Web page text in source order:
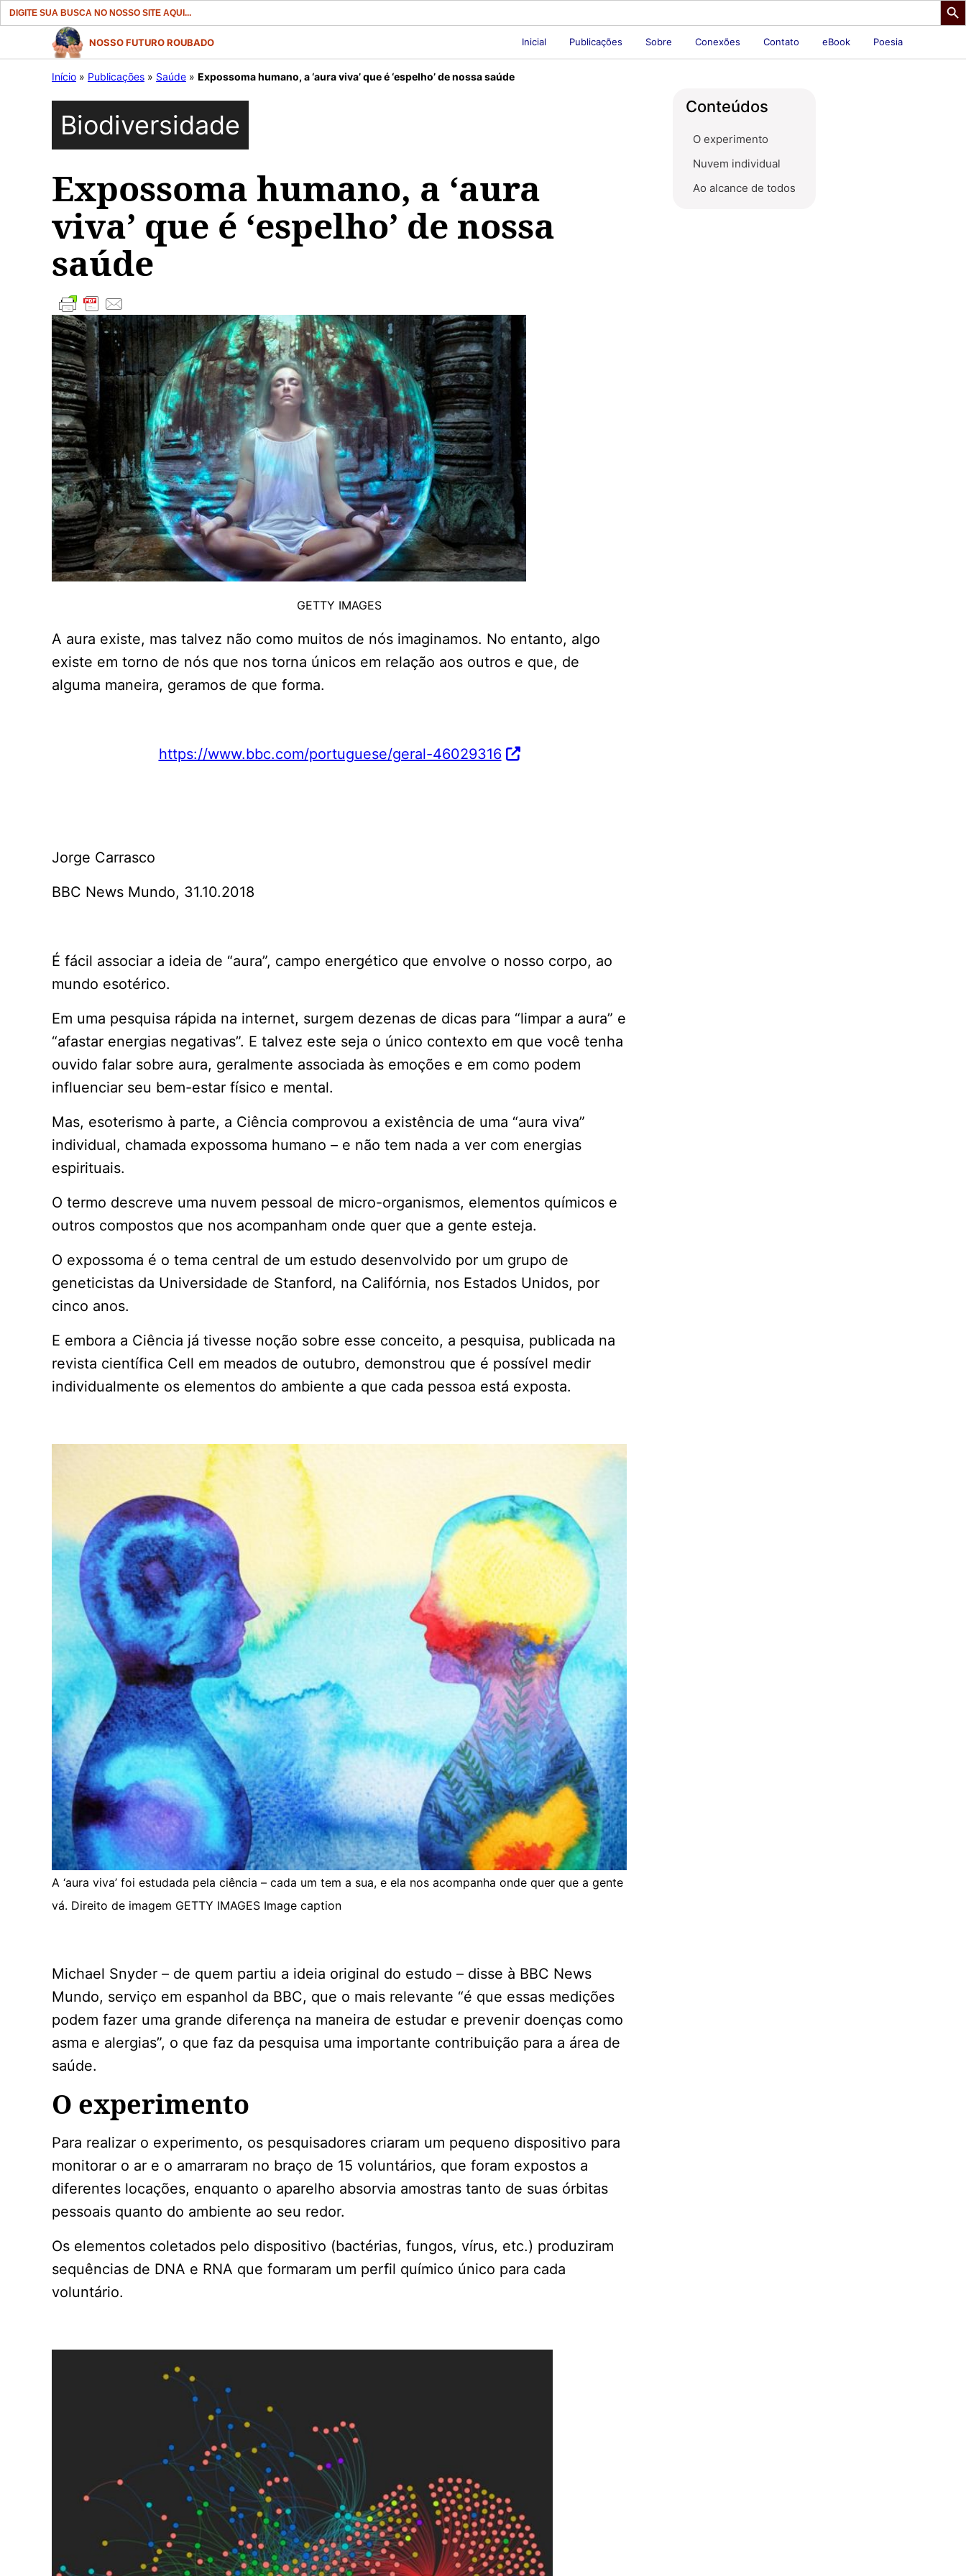
Search
for:
conteúdo
NOSSO FUTURO ROUBADO Inicial Publicações Sobre Conexões Contato eBook Poesia
Início » Publicações » Saúde » Expossoma humano, a ‘aura viva’ que é ‘espelho’ de nossa saúde
Biodiversidade
Expossoma humano, a ‘aura
viva’ que é ‘espelho’ de nossa
saúde
GETTY IMAGES
A aura existe, mas talvez não como muitos de nós imaginamos. No entanto, algo
existe em torno de nós que nos torna únicos em relação aos outros e que, de
alguma maneira, geramos de que forma.
https://www.bbc.com/portuguese/geral-46029316
Jorge Carrasco
BBC News Mundo, 31.10.2018
É fácil associar a ideia de “aura”, campo energético que envolve o nosso corpo, ao
mundo esotérico.
Em uma pesquisa rápida na internet, surgem dezenas de dicas para “limpar a aura” e
“afastar energias negativas”. E talvez este seja o único contexto em que você tenha
ouvido falar sobre aura, geralmente associada às emoções e em como podem
influenciar seu bem-estar físico e mental.
Mas, esoterismo à parte, a Ciência comprovou a existência de uma “aura viva”
individual, chamada expossoma humano – e não tem nada a ver com energias
espirituais.
O termo descreve uma nuvem pessoal de micro-organismos, elementos químicos e
outros compostos que nos acompanham onde quer que a gente esteja.
O expossoma é o tema central de um estudo desenvolvido por um grupo de
geneticistas da Universidade de Stanford, na Califórnia, nos Estados Unidos, por
cinco anos.
E embora a Ciência já tivesse noção sobre esse conceito, a pesquisa, publicada na
revista científica Cell em meados de outubro, demonstrou que é possível medir
individualmente os elementos do ambiente a que cada pessoa está exposta.
A ‘aura viva’ foi estudada pela ciência – cada um tem a sua, e ela nos acompanha onde quer que a gente
vá. Direito de imagem GETTY IMAGES Image caption
Michael Snyder – de quem partiu a ideia original do estudo – disse à BBC News
Mundo, serviço em espanhol da BBC, que o mais relevante “é que essas medições
podem fazer uma grande diferença na maneira de estudar e prevenir doenças como
asma e alergias”, o que faz da pesquisa uma importante contribuição para a área de
saúde.
O experimento
Para realizar o experimento, os pesquisadores criaram um pequeno dispositivo para
monitorar o ar e o amarraram no braço de 15 voluntários, que foram expostos a
diferentes locações, enquanto o aparelho absorvia amostras tanto de suas órbitas
pessoais quanto do ambiente ao seu redor.
Os elementos coletados pelo dispositivo (bactérias, fungos, vírus, etc.) produziram
sequências de DNA e RNA que formaram um perfil químico único para cada
voluntário.
Conteúdos
O experimento
Nuvem individual
Ao alcance de todos